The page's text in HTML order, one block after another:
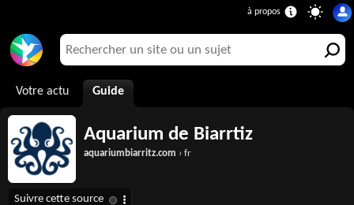
Votre actu Guide
Aquarium de Biarrtiz
aquariumbiarritz.com › fr